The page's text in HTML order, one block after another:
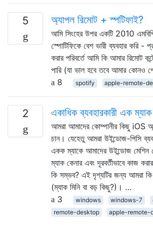
5 অ্যাপল রিমোট + স্পটিফাই?
আমি সিংহের উপর একটি 2010
স্পোটিফিকে বেশ ভারী ব্যবহার করি -
করার পরিবর্তে আমি কি আমার রিমোট
পারি (যা ভাল হবে তবে আমার কোনও
8
spotify apple-remote-
2 একাধিক ব্যবহারকারী এক
আমরা আমাদের কোম্পানীর কিছু iOS
চান। যেহেতু আমরা উইন্ডোজ-পিসি
একক ম্যাকে আমাদের উইন্ডোজ মেশিন
ম্যাক কেনার এবং দূরবর্তীভাবে কাজ
কি সম্ভব? এই দৃশ্যটির জন্য আমরা কি
(ম্যাক মিনি বা বড় কিছু?)। …
3
windows windows-7
remote-desktop
apple-remote-